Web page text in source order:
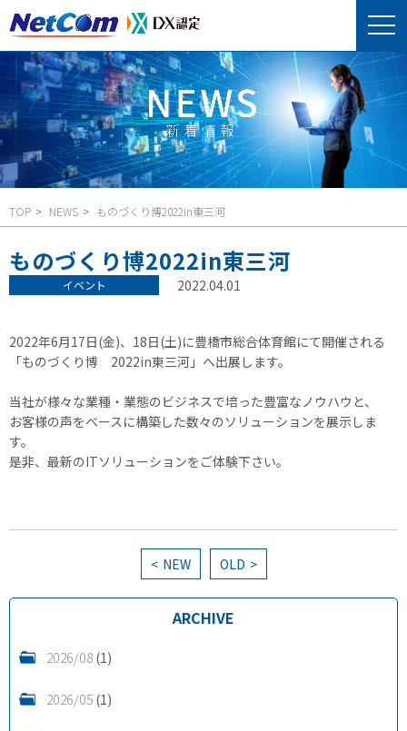
TOP NEWS ものづくり博2022in東三河
ものづくり博2022in東三河
イベント 2022.04.01
2022年6月17日(金)、18日(土)に豊橋市総合体育館にて開催される
「ものづくり博 2022in東三河」へ出展します。
当社が様々な業種・業態のビジネスで培った豊富なノウハウと、
お客様の声をベースに構築した数々のソリューションを展示しま
す。
是非、最新のITソリューションをご体験下さい。
NEW OLD
ARCHIVE
2026/08(1)
2026/05(1)